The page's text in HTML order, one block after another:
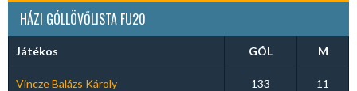
HÁZI GÓLLÖVŐLISTA FU20
Játékos GÓL M
Vincze Balázs Károly 133 11